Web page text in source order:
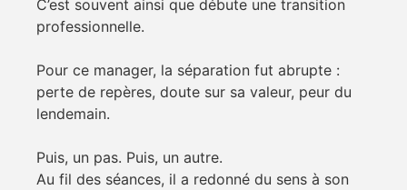
C’est souvent ainsi que débute une transition
professionnelle.
Pour ce manager, la séparation fut abrupte :
perte de repères, doute sur sa valeur, peur du
lendemain.
Puis, un pas. Puis, un autre.
Au fil des séances, il a redonné du sens à son